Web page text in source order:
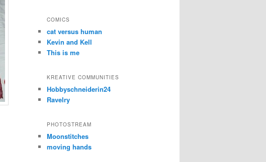
COMICS
cat versus human
Kevin and Kell
This is me
KREATIVE COMMUNITIES
Hobbyschneiderin24
Ravelry
PHOTOSTREAM
Moonstitches
moving hands